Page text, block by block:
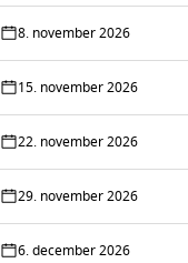
8. november 2026
15. november 2026
22. november 2026
29. november 2026
6. december 2026